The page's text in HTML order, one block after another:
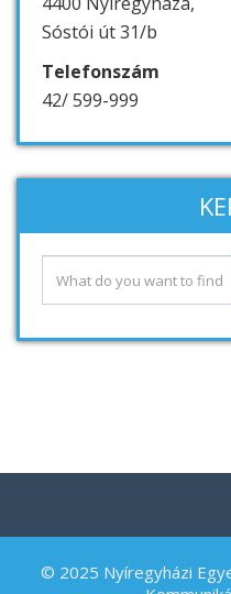
Sóstói út 31/b
Telefonszám
42/ 599-999
© 2025 Nyíregyházi